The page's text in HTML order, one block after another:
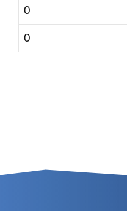
0
0